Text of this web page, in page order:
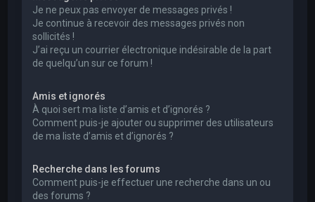
Je ne peux pas envoyer de messages privés !
Je continue à recevoir des messages privés non
sollicités !
J’ai reçu un courrier électronique indésirable de la part
de quelqu’un sur ce forum !
Amis et ignorés
À quoi sert ma liste d’amis et d’ignorés ?
Comment puis-je ajouter ou supprimer des utilisateurs
de ma liste d’amis et d’ignorés ?
Recherche dans les forums
Comment puis-je effectuer une recherche dans un ou
des forums ?